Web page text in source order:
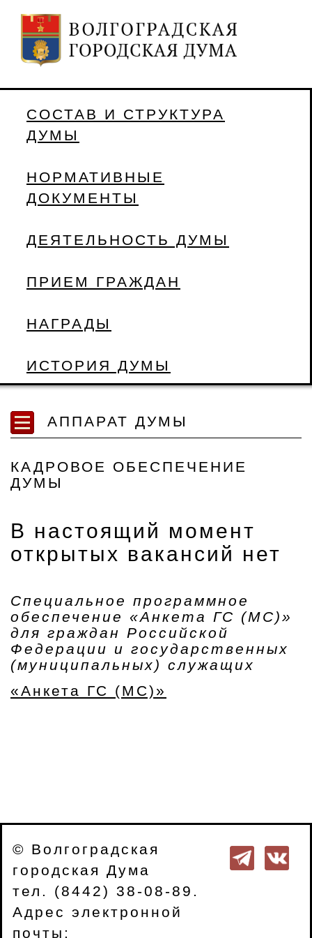
СОСТАВ И СТРУКТУРА
ДУМЫ
НОРМАТИВНЫЕ
ДОКУМЕНТЫ
ДЕЯТЕЛЬНОСТЬ ДУМЫ
ПРИЕМ ГРАЖДАН
НАГРАДЫ
ИСТОРИЯ ДУМЫ
АППАРАТ ДУМЫ
КАДРОВОЕ ОБЕСПЕЧЕНИЕ
ДУМЫ
В настоящий момент
открытых вакансий нет
Специальное программное
обеспечение «Анкета ГС (МС)»
для граждан Российской
Федерации и государственных
(муниципальных) служащих
«Анкета ГС (МС)»
© Волгоградская
городская Дума
тел. (8442) 38-08-89.
Адрес электронной
почты: